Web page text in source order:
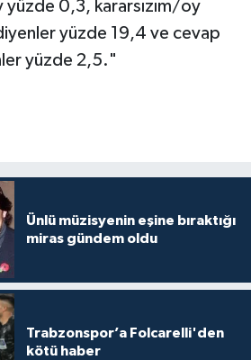
0,3, kararsızım/oy
yüzde 19,4 ve cevap
yüzde 2,5."
Ünlü müzisyenin eşine bıraktığı
miras gündem oldu
Trabzonspor’a Folcarelli'den
kötü haber